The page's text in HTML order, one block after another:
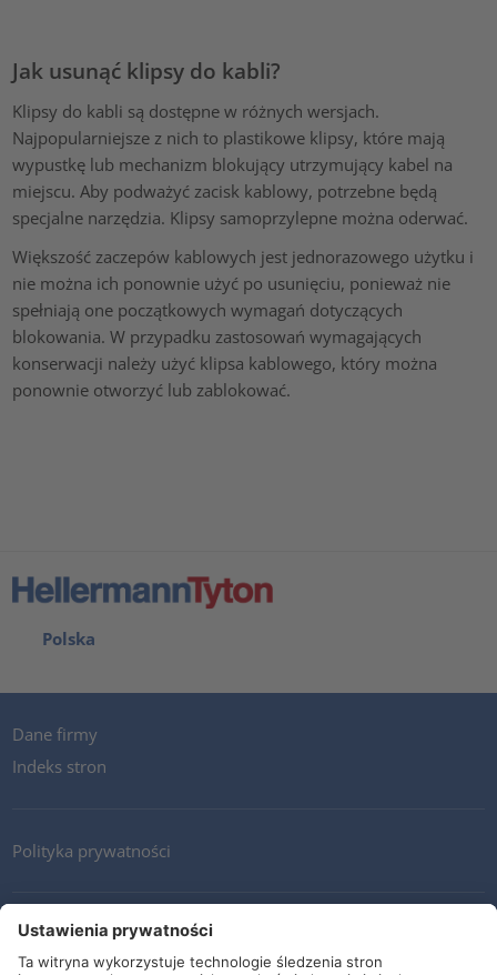
Jak usunąć klipsy do kabli?
Klipsy do kabli są dostępne w różnych wersjach.
Najpopularniejsze z nich to plastikowe klipsy, które mają
wypustkę lub mechanizm blokujący utrzymujący kabel na
miejscu. Aby podważyć zacisk kablowy, potrzebne będą
specjalne narzędzia. Klipsy samoprzylepne można oderwać.
Większość zaczepów kablowych jest jednorazowego użytku i
nie można ich ponownie użyć po usunięciu, ponieważ nie
spełniają one początkowych wymagań dotyczących
blokowania. W przypadku zastosowań wymagających
konserwacji należy użyć klipsa kablowego, który można
ponownie otworzyć lub zablokować.
Polska
Dane firmy
Indeks stron
Polityka prywatności